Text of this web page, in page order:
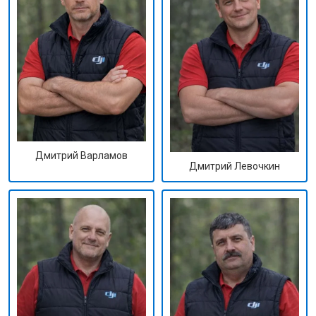
Дмитрий Варламов
Дмитрий Левочкин